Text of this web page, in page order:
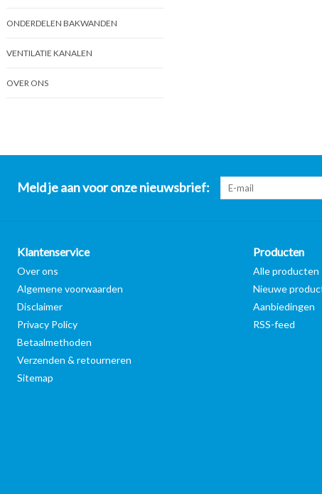
ONDERDELEN BAKWANDEN
VENTILATIE KANALEN
OVER ONS
Meld je aan voor onze nieuwsbrief:
Klantenservice
Over ons
Algemene voorwaarden
Disclaimer
Privacy Policy
Betaalmethoden
Verzenden & retourneren
Sitemap
Producten
Alle producten
Nieuwe
Aanbiedingen
RSS-feed